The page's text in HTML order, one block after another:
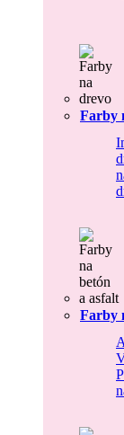
Farby
Farby